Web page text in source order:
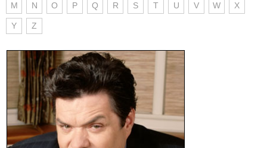
M N O P Q R S T U V W X
Y Z